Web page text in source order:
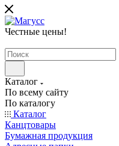
Честные цены!
Каталог
По всему сайту
По каталогу
Каталог
Канцтовары
Бумажная продукция